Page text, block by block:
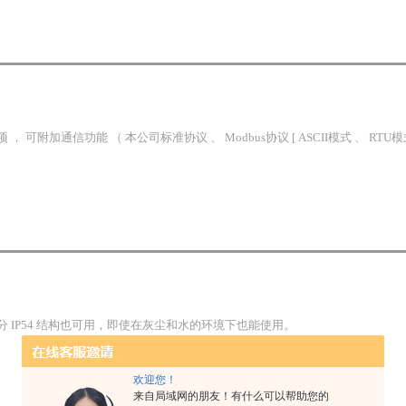
欢迎您！
来自局域网的朋友！有什么可以帮助您的
， 可附加通信功能 （ 本公司标准协议 、 Modbus协议 [ ASCII模式 、 RTU
IP54 结构也可用，即使在灰尘和水的环境下也能使用。